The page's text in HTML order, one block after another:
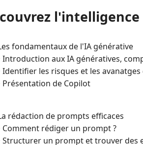
fondamentaux de l'IA générative
Introduction aux IA génératives,
Identifier les risques et les avanatges
Présentation de Copilot
rédaction de prompts efficaces
Comment rédiger un prompt ?
Structurer un prompt et trouver des